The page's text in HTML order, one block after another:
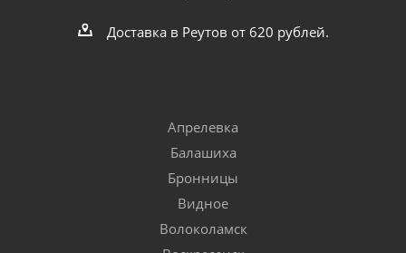
Доставка в Реутов от 620 рублей.
Апрелевка
Балашиха
Бронницы
Видное
Волоколамск